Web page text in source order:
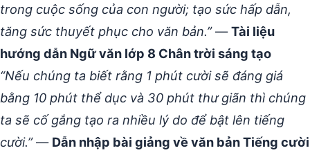
trong cuộc sống của con người; tạo sức hấp dẫn,
tăng sức thuyết phục cho văn bản.”—Tài liệu
hướng dẫn Ngữ văn lớp 8 Chân trời sáng tạo
“Nếu chúng ta biết rằng 1 phút cười sẽ đáng giá
bằng 10 phút thể dục và 30 phút thư giãn thì chúng
ta sẽ cố gắng tạo ra nhiều lý do để bật lên tiếng
cười.”— Dẫn nhập bài giảng về văn bản Tiếng cười